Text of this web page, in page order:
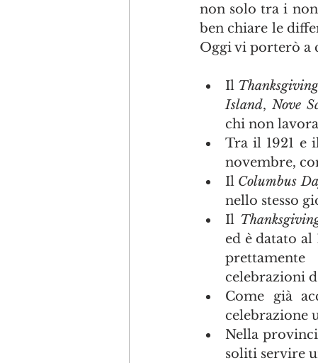
non solo tra i non
ben chiare le
Oggi vi porterò a
Il
Island, Nove
chi non
Tra il 1921 e
novembre,
Il Columbus
nello stesso
Il
ed è datato
celebrazioni
Come già
celebrazione
Nella
soliti servire